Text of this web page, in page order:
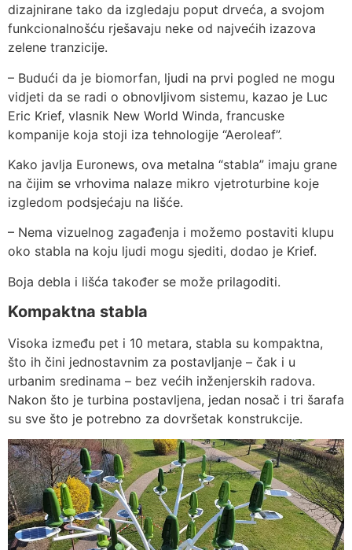
dizajnirane tako da izgledaju poput drveća, a svojom
funkcionalnošću rješavaju neke od najvećih izazova
zelene tranzicije.
– Budući da je biomorfan, ljudi na prvi pogled ne mogu
vidjeti da se radi o obnovljivom sistemu, kazao je Luc
Eric Krief, vlasnik New World Winda, francuske
kompanije koja stoji iza tehnologije “Aeroleaf”.
Kako javlja Euronews, ova metalna “stabla” imaju grane
na čijim se vrhovima nalaze mikro vjetroturbine koje
izgledom podsjećaju na lišće.
– Nema vizuelnog zagađenja i možemo postaviti klupu
oko stabla na koju ljudi mogu sjediti, dodao je Krief.
Boja debla i lišća također se može prilagoditi.
Kompaktna stabla
Visoka između pet i 10 metara, stabla su kompaktna,
što ih čini jednostavnim za postavljanje – čak i u
urbanim sredinama – bez većih inženjerskih radova.
Nakon što je turbina postavljena, jedan nosač i tri šarafa
su sve što je potrebno za dovršetak konstrukcije.